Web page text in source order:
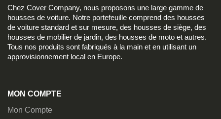
Chez Cover Company, nous proposons une large gamme de
housses de voiture. Notre portefeuille comprend des housses
de voiture standard et sur mesure, des housses de siège, des
housses de mobilier de jardin, des housses de moto et autres.
Tous nos produits sont fabriqués à la main et en utilisant un
approvisionnement local en Europe.
MON COMPTE
Mon Compte